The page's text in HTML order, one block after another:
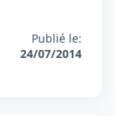
Publié le:
24/07/2014